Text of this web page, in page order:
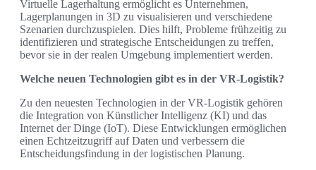
Virtuelle Lagerhaltung ermöglicht es Unternehmen,
Lagerplanungen in 3D zu visualisieren und verschiedene
Szenarien durchzuspielen. Dies hilft, Probleme frühzeitig zu
identifizieren und strategische Entscheidungen zu treffen,
bevor sie in der realen Umgebung implementiert werden.
Welche neuen Technologien gibt es in der VR-Logistik?
Zu den neuesten Technologien in der VR-Logistik gehören
die Integration von Künstlicher Intelligenz (KI) und das
Internet der Dinge (IoT). Diese Entwicklungen ermöglichen
einen Echtzeitzugriff auf Daten und verbessern die
Entscheidungsfindung in der logistischen Planung.